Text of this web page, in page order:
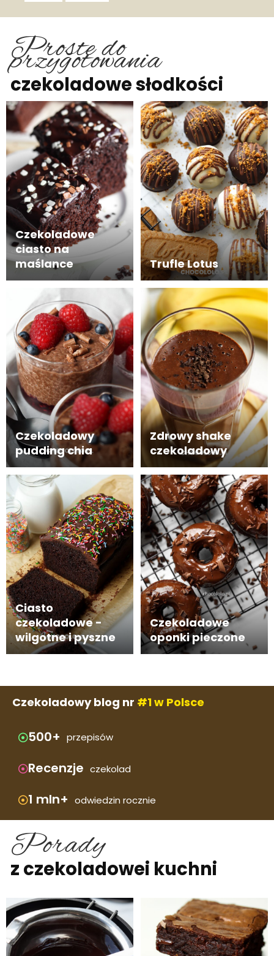
Proste do
przygotowania
czekoladowe słodkości
Czekoladowe
ciasto na
maślance
Trufle Lotus
Czekoladowy
pudding chia
Zdrowy shake
czekoladowy
Ciasto
czekoladowe -
wilgotne i pyszne
Czekoladowe
oponki pieczone
Czekoladowy blog nr #1 w Polsce
500+ przepisów
Recenzje czekolad
1 mln+ odwiedzin rocznie
Porady
z czekoladowej kuchni